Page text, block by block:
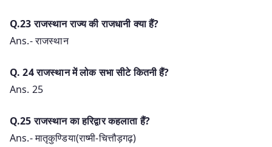
Q.23 राजस्थान राज्य की राजधानी क्या हैं?
Ans.- राजस्थान
Q. 24 राजस्थान में लोक सभा सीटे कितनी हैं?
Ans. 25
Q.25 राजस्थान का हरिद्वार कहलाता हैं?
Ans.- मातृकुण्डिया(राष्मी-चित्तौड़गढ़)